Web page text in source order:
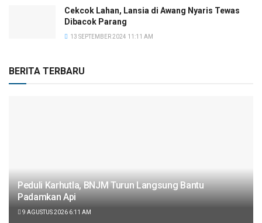
Cekcok Lahan, Lansia di Awang Nyaris Tewas
Dibacok Parang
13 SEPTEMBER 2024 11:11 AM
BERITA TERBARU
Peduli Karhutla, BNJM Turun Langsung Bantu
Padamkan Api
9 AGUSTUS 2026 6:11 AM